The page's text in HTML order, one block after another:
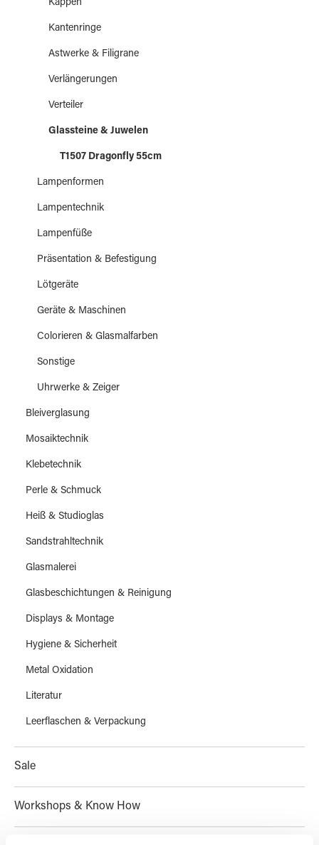
Kappen
Kantenringe
Astwerke & Filigrane
Verlängerungen
Verteiler
Glassteine & Juwelen
T1507 Dragonfly 55cm
Lampenformen
Lampentechnik
Lampenfüße
Präsentation & Befestigung
Lötgeräte
Geräte & Maschinen
Colorieren & Glasmalfarben
Sonstige
Uhrwerke & Zeiger
Bleiverglasung
Mosaiktechnik
Klebetechnik
Perle & Schmuck
Heiß & Studioglas
Sandstrahltechnik
Glasmalerei
Glasbeschichtungen & Reinigung
Displays & Montage
Hygiene & Sicherheit
Metal Oxidation
Literatur
Leerflaschen & Verpackung
Sale
Workshops & Know How